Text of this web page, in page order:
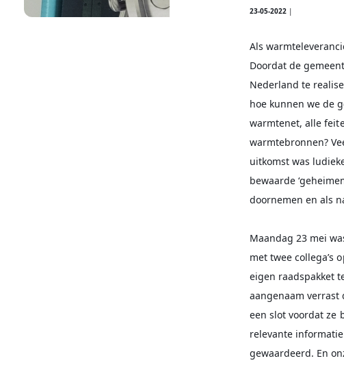
23-05-2022 |
Als
Doordat de
Nederland te
hoe kunnen we de
warmtenet, alle
warmtebronnen?
uitkomst was
bewaarde
doornemen en als
Maandag 23 mei
met twee collega’s
eigen raadspakket
aangenaam
een slot voordat ze
relevante
gewaardeerd. En